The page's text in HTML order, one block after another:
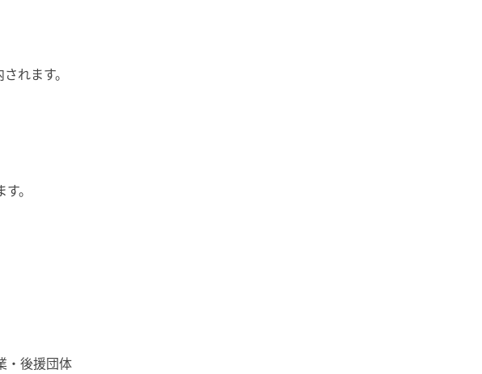
れます。
。
・後援団体